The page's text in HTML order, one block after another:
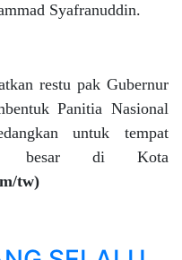
Syafranuddin.
restu pak Gubernur
Panitia Nasional
untuk tempat
besar di Kota
tw)